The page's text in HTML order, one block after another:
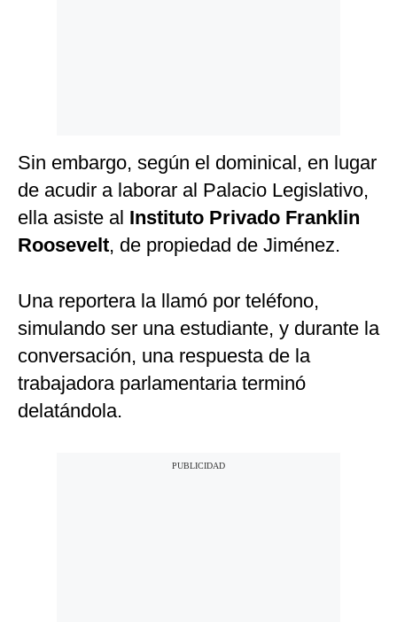
Sin embargo, según el dominical, en lugar
de acudir a laborar al Palacio Legislativo,
ella asiste al Instituto Privado Franklin
Roosevelt, de propiedad de Jiménez.
Una reportera la llamó por teléfono,
simulando ser una estudiante, y durante la
conversación, una respuesta de la
trabajadora parlamentaria terminó
delatándola.